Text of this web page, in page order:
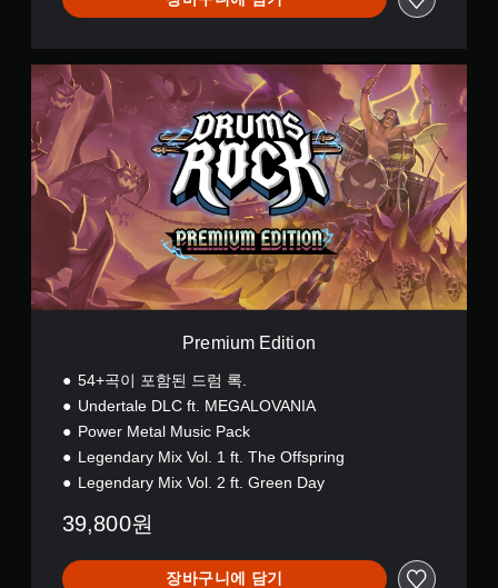
P
m
i
u
m
t
i
o
Premium Edition
54+곡이 포함된 드럼 록.
Undertale DLC ft. MEGALOVANIA
Power Metal Music Pack
Legendary Mix Vol. 1 ft. The Offspring
Legendary Mix Vol. 2 ft. Green Day
39,800원
장바구니에 담기